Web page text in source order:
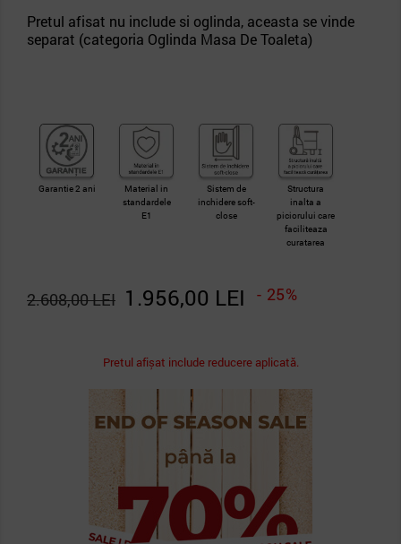
Pretul afisat nu include si oglinda, aceasta se vinde
separat (categoria Oglinda Masa De Toaleta)
Garantie 2 ani
Material in
standardele
E1
Sistem de
inchidere soft-
close
Structura
inalta a
piciorului care
faciliteaza
curatarea
1.956,00 LEI - 25%
2.608,00 LEI
Pretul afișat include reducere aplicată.